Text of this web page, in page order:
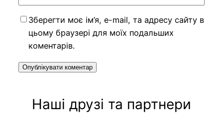
Зберегти моє ім’я, e-mail, та адресу сайту в
цьому браузері для моїх подальших
коментарів.
Наші друзі та партнери